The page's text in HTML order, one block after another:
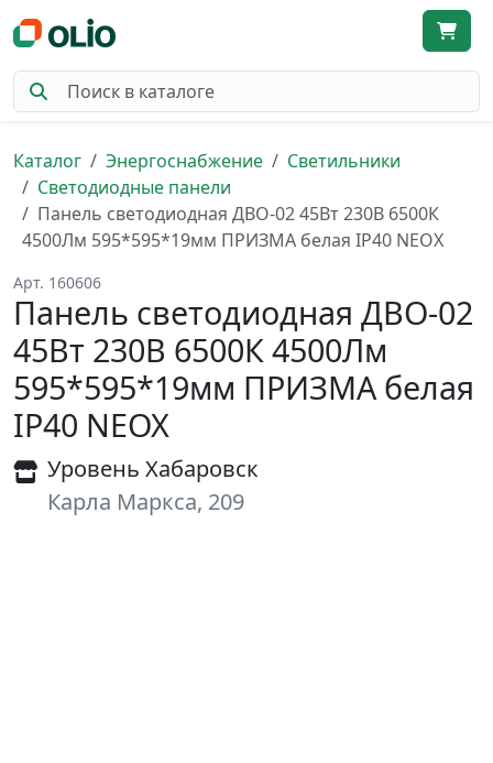
Каталог Энергоснабжение
Светильники
Светодиодные панели
Панель светодиодная ДВО-02 45Вт 230В 6500К
4500Лм 595*595*19мм ПРИЗМА белая IP40 NEOX
Арт. 160606
Панель светодиодная ДВО-02
45Вт 230В 6500К 4500Лм
595*595*19мм ПРИЗМА белая
IP40 NEOX
Уровень Хабаровск
Карла Маркса, 209